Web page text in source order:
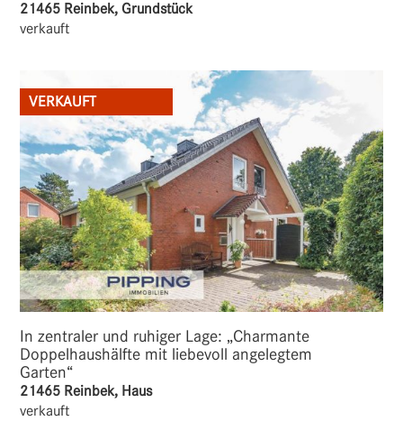
21465 Reinbek, Grundstück
verkauft
VERKAUFT
In zentraler und ruhiger Lage: „Charmante
Doppelhaushälfte mit liebevoll angelegtem
Garten“
21465 Reinbek, Haus
verkauft